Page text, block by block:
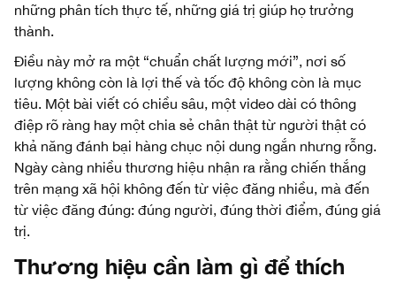
những phân tích thực tế, những giá trị giúp họ trưởng
thành.
Điều này mở ra một “chuẩn chất lượng mới”, nơi số
lượng không còn là lợi thế và tốc độ không còn là mục
tiêu. Một bài viết có chiều sâu, một video dài có thông
điệp rõ ràng hay một chia sẻ chân thật từ người thật có
khả năng đánh bại hàng chục nội dung ngắn nhưng rỗng.
Ngày càng nhiều thương hiệu nhận ra rằng chiến thắng
trên mạng xã hội không đến từ việc đăng nhiều, mà đến
từ việc đăng đúng: đúng người, đúng thời điểm, đúng giá
trị.
Thương hiệu cần làm gì để thích